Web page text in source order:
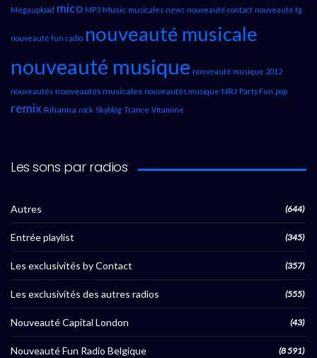
Megaupload mico MP3 Music musicales news nouveauté contact nouveauté fg
nouveauté fun radio nouveauté musicale
nouveauté musique nouveauté musique 2012
nouveautés nouveautés musicales nouveautés musique NRJ Party Fun pop
remix Rihanna rock Skyblog Trance Vitamine
Les sons par radios
Autres (644)
Entrée playlist (345)
Les exclusivités by Contact (357)
Les exclusivités des autres radios (555)
Nouveauté Capital London (43)
Nouveauté Fun Radio Belgique (8 591)